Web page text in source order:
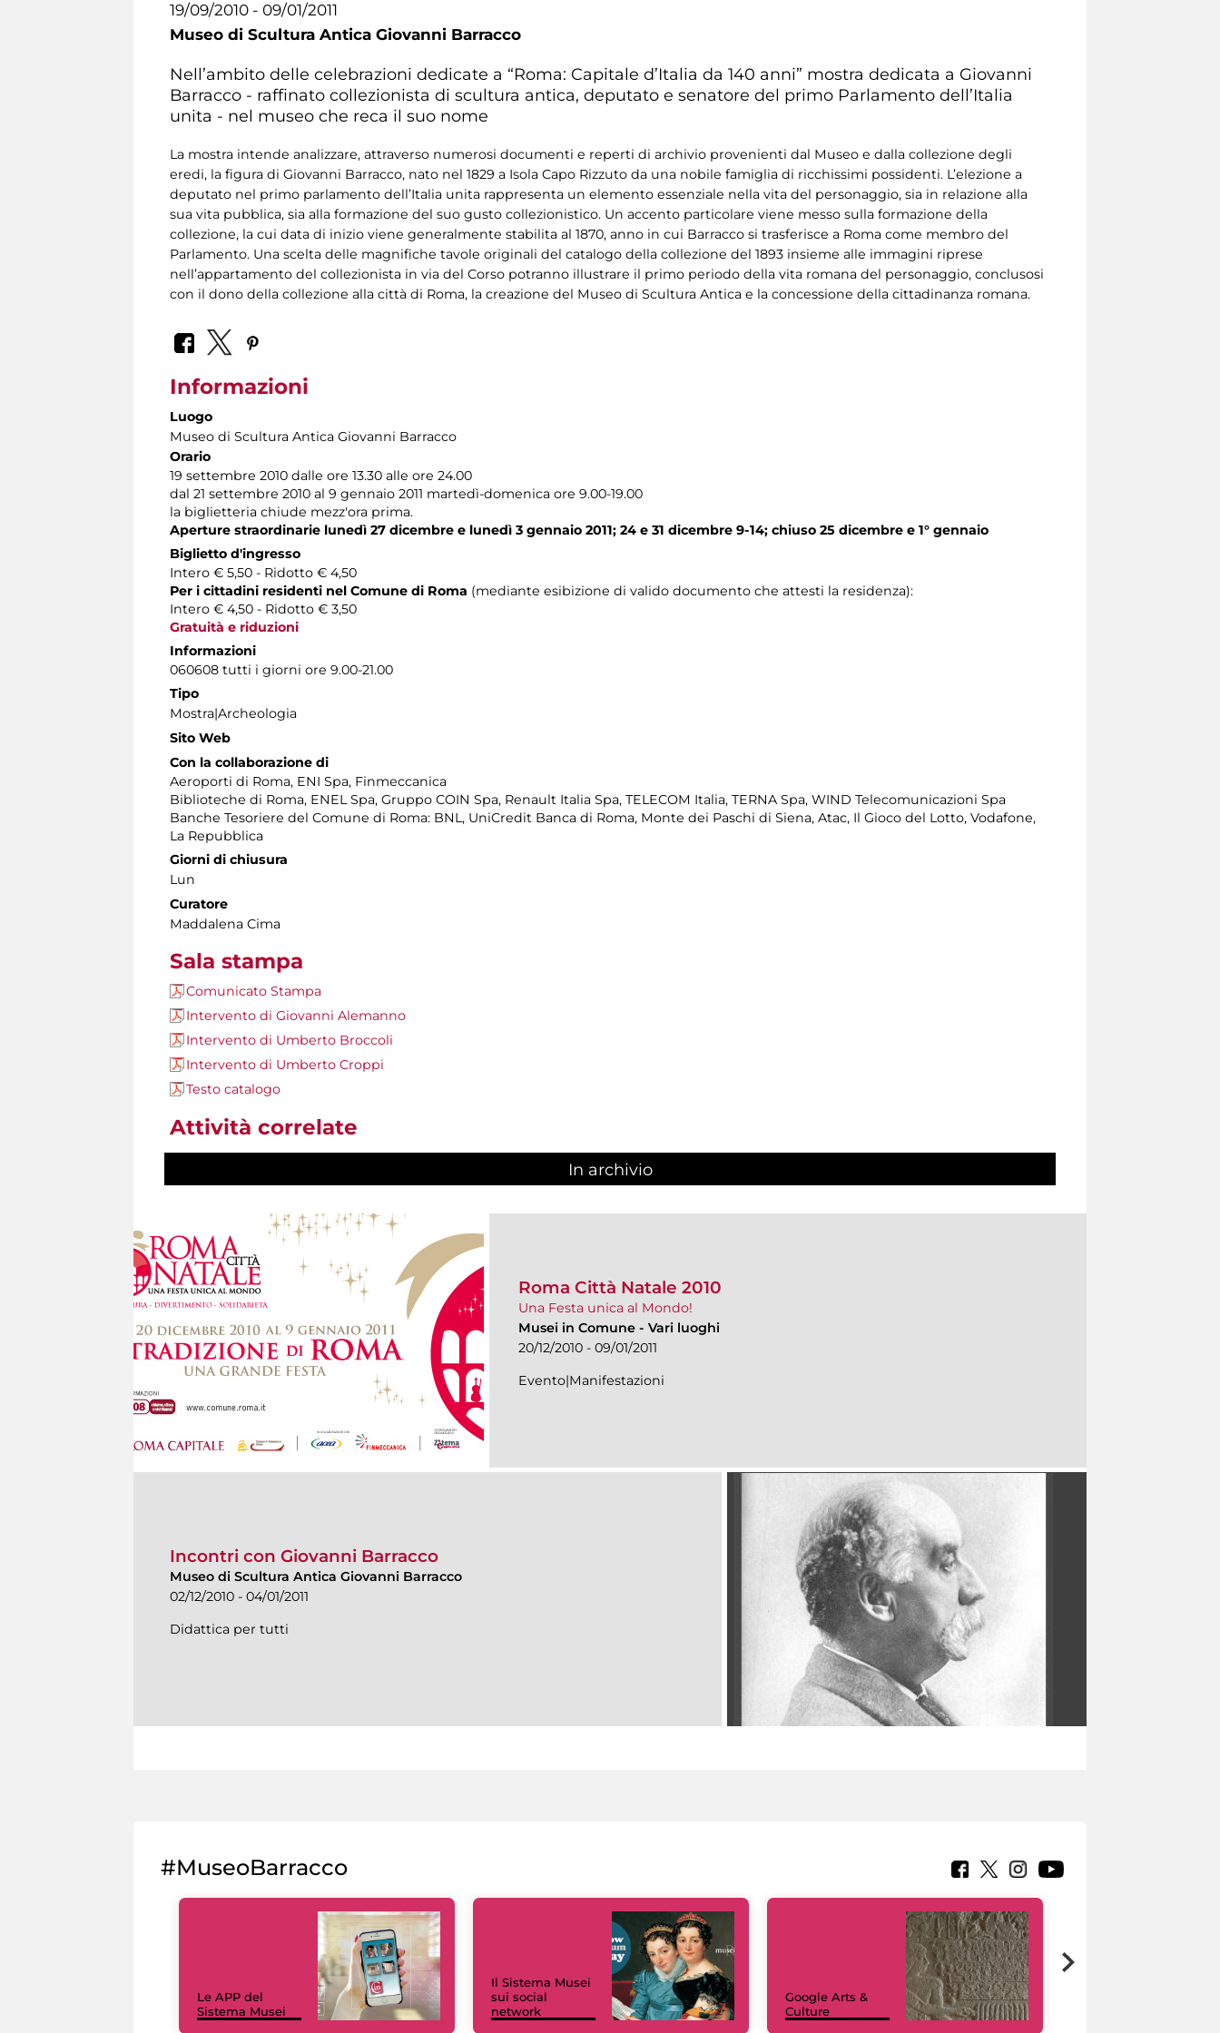
19/09/2010 - 09/01/2011
Museo di Scultura Antica Giovanni Barracco
Nell’ambito delle celebrazioni dedicate a “Roma: Capitale d’Italia da 140 anni” mostra dedicata a Giovanni
Barracco - raffinato collezionista di scultura antica, deputato e senatore del primo Parlamento dell’Italia
unita - nel museo che reca il suo nome
La mostra intende analizzare, attraverso numerosi documenti e reperti di archivio provenienti dal Museo e dalla collezione degli
eredi, la figura di Giovanni Barracco, nato nel 1829 a Isola Capo Rizzuto da una nobile famiglia di ricchissimi possidenti. L’elezione a
deputato nel primo parlamento dell’Italia unita rappresenta un elemento essenziale nella vita del personaggio, sia in relazione alla
sua vita pubblica, sia alla formazione del suo gusto collezionistico. Un accento particolare viene messo sulla formazione della
collezione, la cui data di inizio viene generalmente stabilita al 1870, anno in cui Barracco si trasferisce a Roma come membro del
Parlamento. Una scelta delle magnifiche tavole originali del catalogo della collezione del 1893 insieme alle immagini riprese
nell’appartamento del collezionista in via del Corso potranno illustrare il primo periodo della vita romana del personaggio, conclusosi
con il dono della collezione alla città di Roma, la creazione del Museo di Scultura Antica e la concessione della cittadinanza romana.
Informazioni
Luogo
Museo di Scultura Antica Giovanni Barracco
Orario
19 settembre 2010 dalle ore 13.30 alle ore 24.00
dal 21 settembre 2010 al 9 gennaio 2011 martedì-domenica ore 9.00-19.00
la biglietteria chiude mezz'ora prima.
Aperture straordinarie lunedì 27 dicembre e lunedì 3 gennaio 2011; 24 e 31 dicembre 9-14; chiuso 25 dicembre e 1° gennaio
Biglietto d'ingresso
Intero € 5,50 - Ridotto € 4,50
Per i cittadini residenti nel Comune di Roma (mediante esibizione di valido documento che attesti la residenza):
Intero € 4,50 - Ridotto € 3,50
Gratuità e riduzioni
Informazioni
060608 tutti i giorni ore 9.00-21.00
Tipo
Mostra|Archeologia
Sito Web
Con la collaborazione di
Aeroporti di Roma, ENI Spa, Finmeccanica
Biblioteche di Roma, ENEL Spa, Gruppo COIN Spa, Renault Italia Spa, TELECOM Italia, TERNA Spa, WIND Telecomunicazioni Spa
Banche Tesoriere del Comune di Roma: BNL, UniCredit Banca di Roma, Monte dei Paschi di Siena, Atac, Il Gioco del Lotto, Vodafone,
La Repubblica
Giorni di chiusura
Lun
Curatore
Maddalena Cima
Sala stampa
Comunicato Stampa
Intervento di Giovanni Alemanno
Intervento di Umberto Broccoli
Intervento di Umberto Croppi
Testo catalogo
Attività correlate
In archivio
Roma Città Natale 2010
Una Festa unica al Mondo!
Musei in Comune - Vari luoghi
20/12/2010 - 09/01/2011
Evento|Manifestazioni
Incontri con Giovanni Barracco
Museo di Scultura Antica Giovanni Barracco
02/12/2010 - 04/01/2011
Didattica per tutti
#MuseoBarracco
Le APP del
Sistema Musei
Il Sistema Musei
sui social
network
Google Arts &
Culture